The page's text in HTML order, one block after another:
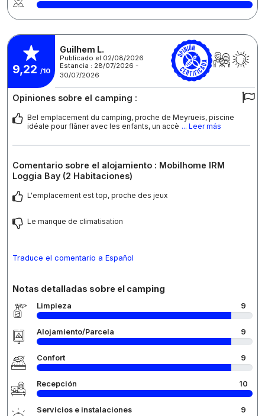
9,22 /10
Guilhem L.
Publicado el 02/08/2026
Estancia : 28/07/2026 -
30/07/2026
Opiniones sobre el camping :
Bel emplacement du camping, proche de Meyrueis, piscine
idéale pour flâner avec les enfants, un accè ... Leer más
Comentario sobre el alojamiento : Mobilhome IRM
Loggia Bay (2 Habitaciones)
L'emplacement est top, proche des jeux
Le manque de climatisation
Traduce el comentario a Español
Notas detalladas sobre el camping
Limpieza 9
Alojamiento/Parcela 9
Confort 9
Recepción 10
Servicios e instalaciones 9